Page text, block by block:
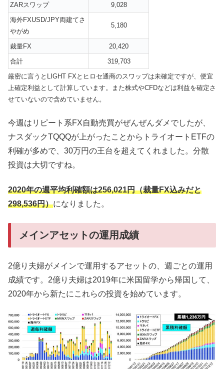
ZARスワップ
9,028
海外FXUSD/JPY両建てさ
やがめ
5,180
裁量FX
20,420
合計
319,703
厳密に言うとLIGHT FXとヒロセ通商のスワップは未確定ですが、便宜
上確定利益として計算しています。また株式やCFDなどは利益を確定さ
せていないので含めていません。
今週はリピート系FX自動売買がぜんぜんダメでしたが、
ナスダックTQQQが上がったことからトライオートETFの
利確が多めで、30万円の王台を超えてくれました。分散
投資は大切ですね。
2020年の週平均利確額は256,021円（裁量FX込みだと
298,536円）になりました。
メインアセットの運用成績
2億り夫婦がメインで運用するアセットの、週ごとの運用
成績です。2億り夫婦は2019年に米国留学から帰国して、
2020年から新たにこれらの投資を始めています。